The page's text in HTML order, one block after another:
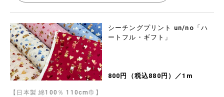
シーチングプリント un/no「ハ
ートフル・ギフト」
800円（税込880円）／1m
【日本製 綿100％ 110cm巾】